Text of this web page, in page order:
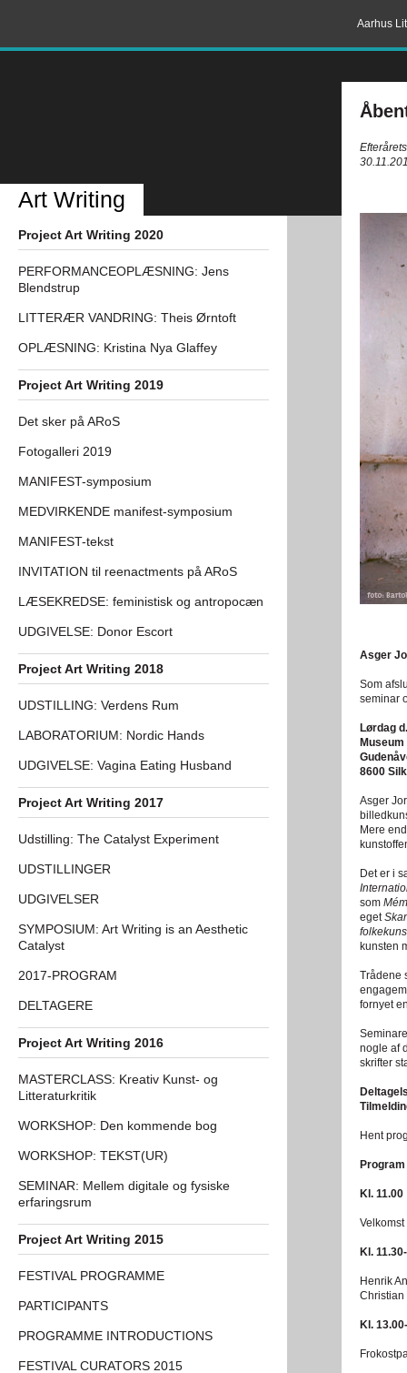
Aarhus
Asger
Som
seminar
Lørdag
8600
Asger
Mere
Det er i
som
eget
kunsten
Trådene
fornyet
nogle af
skrifter
Hent
Kl. 11.00
Kl.
Henrik
Christian
Kl.
Art Writing
Project Art Writing 2020
PERFORMANCEOPLÆSNING: Jens
Blendstrup
LITTERÆR VANDRING: Theis Ørntoft
OPLÆSNING: Kristina Nya Glaffey
Project Art Writing 2019
Det sker på ARoS
Fotogalleri 2019
MANIFEST-symposium
MEDVIRKENDE manifest-symposium
MANIFEST-tekst
INVITATION til reenactments på ARoS
LÆSEKREDSE: feministisk og antropocæn
UDGIVELSE: Donor Escort
Project Art Writing 2018
UDSTILLING: Verdens Rum
LABORATORIUM: Nordic Hands
UDGIVELSE: Vagina Eating Husband
Project Art Writing 2017
Udstilling: The Catalyst Experiment
UDSTILLINGER
UDGIVELSER
SYMPOSIUM: Art Writing is an Aesthetic
Catalyst
2017-PROGRAM
DELTAGERE
Project Art Writing 2016
MASTERCLASS: Kreativ Kunst- og
Litteraturkritik
WORKSHOP: Den kommende bog
WORKSHOP: TEKST(UR)
SEMINAR: Mellem digitale og fysiske
erfaringsrum
Project Art Writing 2015
FESTIVAL PROGRAMME
PARTICIPANTS
PROGRAMME INTRODUCTIONS
FESTIVAL CURATORS 2015